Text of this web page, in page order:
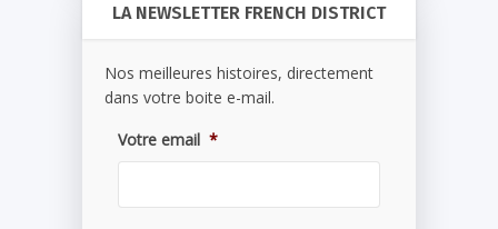
LA NEWSLETTER FRENCH DISTRICT
Nos meilleures histoires, directement
dans votre boite e-mail.
Votre email *